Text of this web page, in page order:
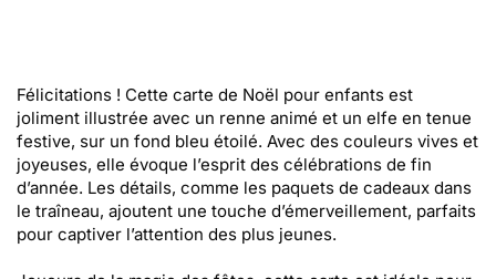
Félicitations ! Cette carte de Noël pour enfants est
joliment illustrée avec un renne animé et un elfe en tenue
festive, sur un fond bleu étoilé. Avec des couleurs vives et
joyeuses, elle évoque l’esprit des célébrations de fin
d’année. Les détails, comme les paquets de cadeaux dans
le traîneau, ajoutent une touche d’émerveillement, parfaits
pour captiver l’attention des plus jeunes.